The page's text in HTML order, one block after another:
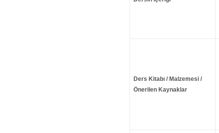
Ders Kitabı / Malzemesi /
Önerilen Kaynaklar